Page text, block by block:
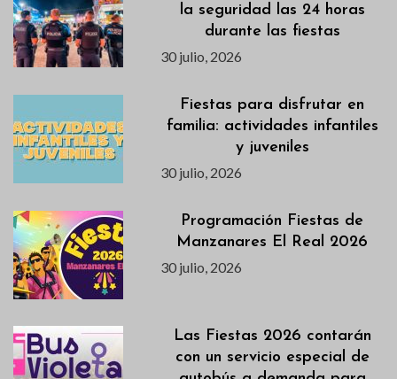
la seguridad las 24 horas
durante las fiestas
30 julio, 2026
Fiestas para disfrutar en
familia: actividades infantiles
y juveniles
30 julio, 2026
Programación Fiestas de
Manzanares El Real 2026
30 julio, 2026
Las Fiestas 2026 contarán
con un servicio especial de